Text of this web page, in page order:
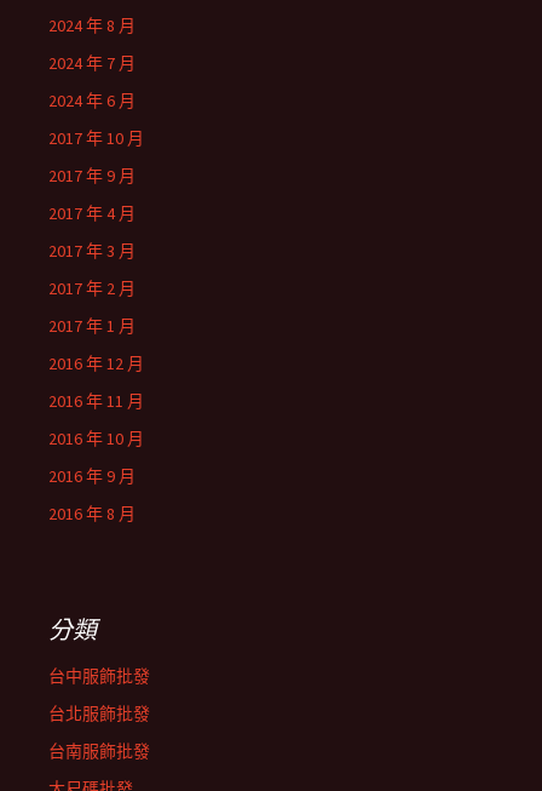
2024 年 8 月
2024 年 7 月
2024 年 6 月
2017 年 10 月
2017 年 9 月
2017 年 4 月
2017 年 3 月
2017 年 2 月
2017 年 1 月
2016 年 12 月
2016 年 11 月
2016 年 10 月
2016 年 9 月
2016 年 8 月
分類
台中服飾批發
台北服飾批發
台南服飾批發